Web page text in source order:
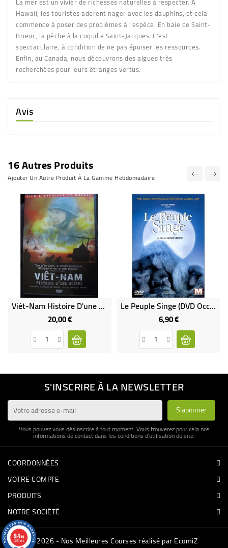
Hawaii, les touristes adorent nager avec les dauphins, et cela
commence à poser des problèmes à l'espèce. En baie de Saint-
Brieuc, la pêche à la coquille Saint-Jacques. C'est
spectaculaire, à condition de ne pas épuiser les ressources.
Enfin, au Canada, nous découvrons des algues très
recherchées pour leurs étranges vertus.
Avis
16 Autres Produits
Ajouter Un Autre Produit À La Gamme Hebdomadaire
Viêt-Nam Histoire D'une Guerre
20,00 €Prix
Le Peuple Singe (DVD Occasion)
6,90 €Prix
S'INSCRIRE À LA NEWSLETTER
Vous pouvez vous désinscrire à tout moment. Vous trouverez pour cela nos
informations de contact dans les conditions d'utilisation du site.
COORDONNÉES
VOTRE COMPTE
PRODUITS
NOTRE SOCIÉTÉ
© 2026 - Nos Meilleures Courses réalisé par EcomiZ
9.4/10
3337 avis